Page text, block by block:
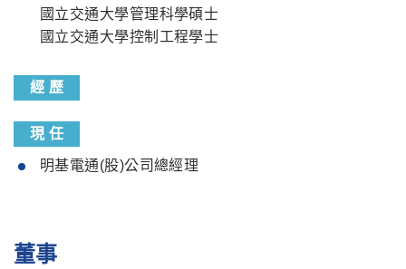
國立交通大學管理科學碩士
國立交通大學控制工程學士
經 歷
現 任
明基電通(股)公司總經理
董事